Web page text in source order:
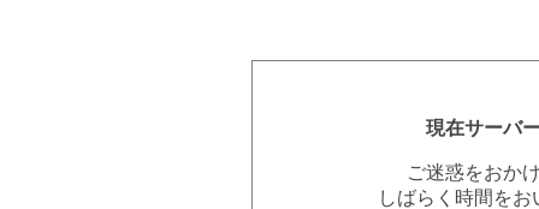
現在サーバ
ご迷惑をおか
しばらく時間を